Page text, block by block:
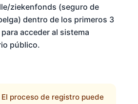
ziekenfonds (seguro de
dentro de los primeros 3
acceder al sistema
público.
El proceso de registro puede